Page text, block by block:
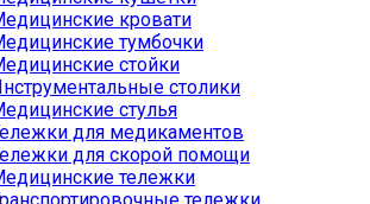
кровати
тумбочки
стойки
столики
стулья
для медикаментов
для скорой помощи
тележки